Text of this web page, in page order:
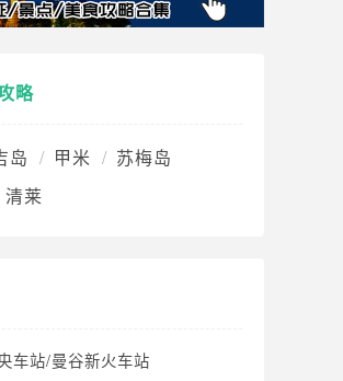
略
岛 甲米
苏梅岛
清莱
车站/曼谷新火车站